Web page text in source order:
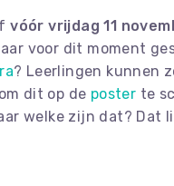
vóór vrijdag 11
voor dit moment
? Leerlingen kunnen
dit op de poster te
welke zijn dat?